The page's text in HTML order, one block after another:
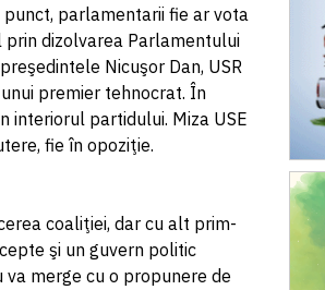
parlamentarii fie ar vota
dizolvarea Parlamentului
Nicuşor Dan, USR
premier tehnocrat. În
interiorul partidului. Miza USE
fie în opoziţie.
coaliţiei, dar cu alt prim-
şi un guvern politic
va merge cu o propunere de